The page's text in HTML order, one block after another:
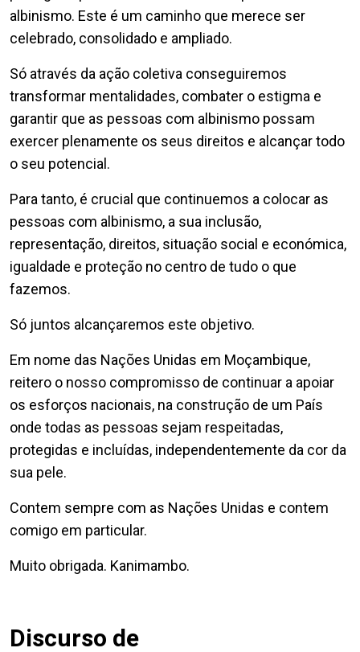
albinismo. Este é um caminho que merece ser
celebrado, consolidado e ampliado.
Só através da ação coletiva conseguiremos
transformar mentalidades, combater o estigma e
garantir que as pessoas com albinismo possam
exercer plenamente os seus direitos e alcançar todo
o seu potencial.
Para tanto, é crucial que continuemos a colocar as
pessoas com albinismo, a sua inclusão,
representação, direitos, situação social e económica,
igualdade e proteção no centro de tudo o que
fazemos.
Só juntos alcançaremos este objetivo.
Em nome das Nações Unidas em Moçambique,
reitero o nosso compromisso de continuar a apoiar
os esforços nacionais, na construção de um País
onde todas as pessoas sejam respeitadas,
protegidas e incluídas, independentemente da cor da
sua pele.
Contem sempre com as Nações Unidas e contem
comigo em particular.
Muito obrigada. Kanimambo.
Discurso de